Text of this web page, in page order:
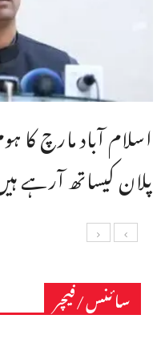
اسلام آباد مارچ
پلان کیساتھ آرہے
سائنس/فیچر